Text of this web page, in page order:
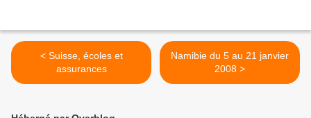
< Suisse, écoles et
assurances
Namibie du 5 au 21 janvier
2008 >